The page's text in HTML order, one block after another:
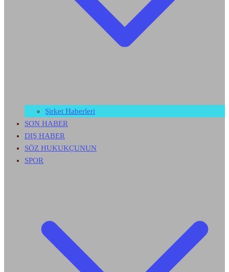
Şirket Haberleri
SON HABER
DIŞ HABER
SÖZ HUKUKÇUNUN
SPOR